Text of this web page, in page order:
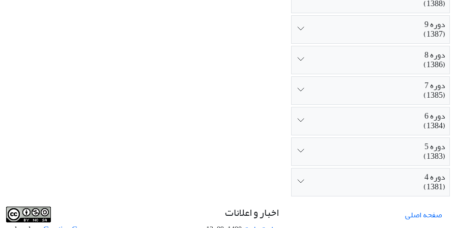
(1388)
دوره 9
(1387)
دوره 8
(1386)
دوره 7
(1385)
دوره 6
(1384)
دوره 5
(1383)
دوره 4
(1381)
صفحه اصلی
اخبار و اعلانات